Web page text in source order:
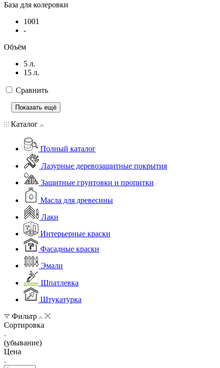
База для колеровки
1001
-
Объём
5 л.
15 л.
Сравнить
Показать ещё
Каталог
Полный каталог
Лазурные деревозащитные покрытия
Защитные грунтовки и пропитки
Масла для древесины
Лаки
Интерьерные краски
Фасадные краски
Эмали
Шпатлевка
Штукатурка
Фильтр
Сортировка
(убывание)
Цена